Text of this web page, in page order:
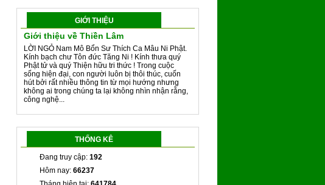
GIỚI THIỆU
Giới thiệu về Thiền Lâm
LỜI NGỎ Nam Mô Bổn Sư Thích Ca Mâu Ni Phật.
Kính bạch chư Tôn đức Tăng Ni ! Kính thưa quý
Phật tử và quý Thiện hữu tri thức ! Trong cuộc
sống hiện đại, con người luôn bị thôi thúc, cuốn
hút bởi rất nhiều thông tin từ mọi hướng nhưng
không ai trong chúng ta lại không nhìn nhận rằng,
công nghệ...
THỐNG KÊ
Đang truy cập: 192
Hôm nay: 66237